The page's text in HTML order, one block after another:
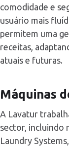
comodidade e
usuário mais
permitem uma
receitas,
atuais e futuras.
Máquinas
A Lavatur
sector, incluindo
Laundry